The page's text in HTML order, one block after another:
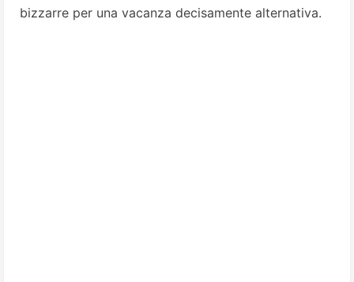
bizzarre per una vacanza decisamente alternativa.